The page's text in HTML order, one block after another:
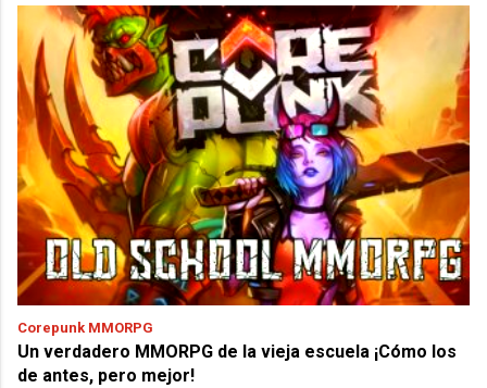
Corepunk MMORPG
Un verdadero MMORPG de la vieja escuela ¡Cómo los
de antes, pero mejor!